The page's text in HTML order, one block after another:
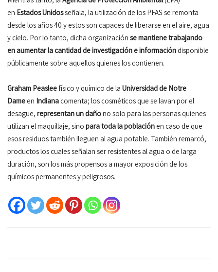
en Estados Unidosseñala, la utilización de los PFAS se remonta
desde los años 40 y estos son capaces de liberarse en el aire, agua
y cielo. Por lo tanto, dicha organización se mantiene trabajando
en aumentar la cantidad de investigación e informacióndisponible
públicamente sobre aquellos quienes los contienen.
Graham Peasleefísico y químico de la Universidad de Notre
Dameen Indianacomenta; los cosméticos que se lavan por el
desagüe, representan un dañono solo para las personas quienes
utilizan el maquillaje, sino para toda la poblaciónen caso de que
esos residuos también lleguen al agua potable. También remarcó,
productos los cuales señalan ser resistentes al agua o de larga
duración, son los más propensos a mayor exposición de los
químicos permanentes y peligrosos.